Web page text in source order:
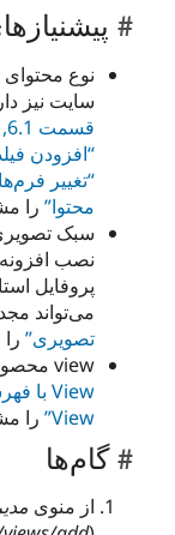
نوع
سایت نیز
قسمت 6.1, “افزودن یک نوع محتوا”
“افزودن
“تغییر
محتوا” را
سبک
پروفایل
می‌تواند
تصویری”
view محصولات باید موجود باشد.
View با فهرست محتوایی”
View” را
گام‌ها
از منوی